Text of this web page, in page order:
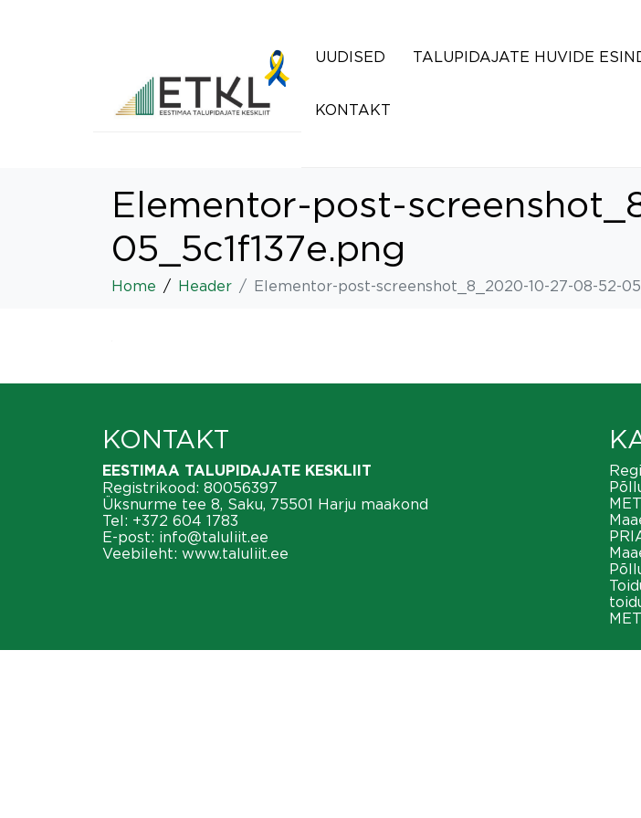
UUDISED TALUPIDAJATE HUVIDE
KONTAKT
Elementor-post-
05_5c1f137e.png
Home Header Elementor-post-screenshot_8_2020-10-27-08-52-
KONTAKT
EESTIMAA TALUPIDAJATE KESKLIIT
Registrikood: 80056397
Üksnurme tee 8, Saku, 75501 Harju maakond
Tel: +372 604 1783
E-post: info@taluliit.ee
Veebileht: www.taluliit.ee